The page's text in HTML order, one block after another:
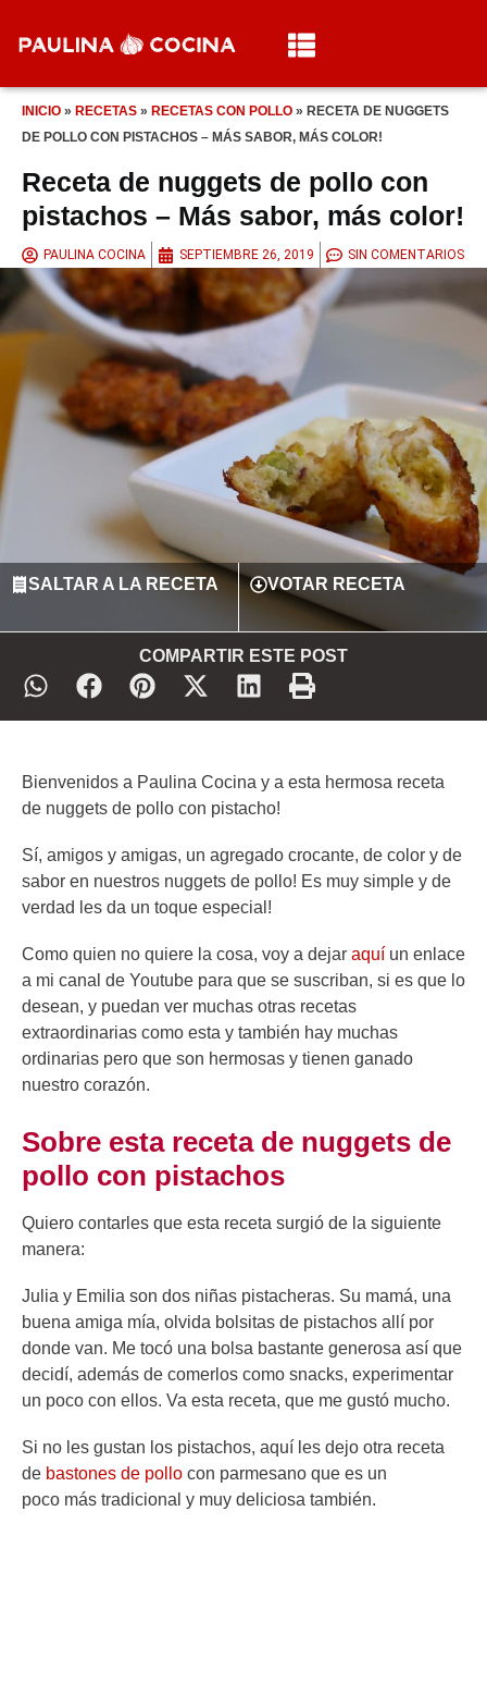
INICIO » RECETAS » RECETAS CON POLLO » RECETA DE NUGGETS
DE POLLO CON PISTACHOS – MÁS SABOR, MÁS COLOR!
Receta de nuggets de pollo con
pistachos – Más sabor, más color!
PAULINA COCINA SEPTIEMBRE 26, 2019 SIN COMENTARIOS
SALTAR A LA RECETA VOTAR RECETA
COMPARTIR ESTE POST
Bienvenidos a Paulina Cocina y a esta hermosa receta
de nuggets de pollo con pistacho!
Sí, amigos y amigas, un agregado crocante, de color y de
sabor en nuestros nuggets de pollo! Es muy simple y de
verdad les da un toque especial!
Como quien no quiere la cosa, voy a dejar aquí un enlace
a mi canal de Youtube para que se suscriban, si es que lo
desean, y puedan ver muchas otras recetas
extraordinarias como esta y también hay muchas
ordinarias pero que son hermosas y tienen ganado
nuestro corazón.
Sobre esta receta de nuggets de
pollo con pistachos
Quiero contarles que esta receta surgió de la siguiente
manera:
Julia y Emilia son dos niñas pistacheras. Su mamá, una
buena amiga mía, olvida bolsitas de pistachos allí por
donde van. Me tocó una bolsa bastante generosa así que
decidí, además de comerlos como snacks, experimentar
un poco con ellos. Va esta receta, que me gustó mucho.
Si no les gustan los pistachos, aquí les dejo otra receta
de bastones de pollo con parmesano que es un
poco más tradicional y muy deliciosa también.